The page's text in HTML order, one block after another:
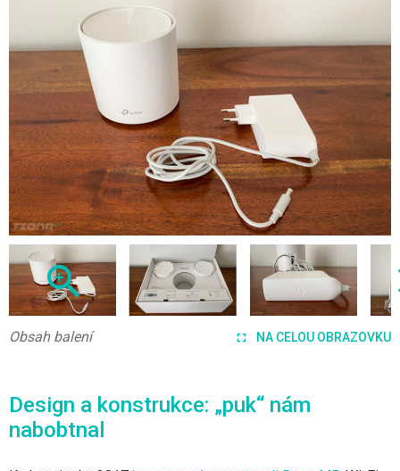
NA CELOU OBRAZOVKU
Obsah balení
Design a konstrukce: „puk“ nám
nabobtnal